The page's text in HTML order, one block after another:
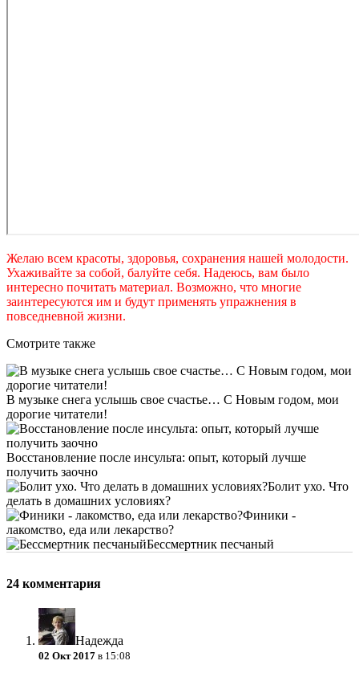
Желаю всем красоты, здоровья, сохранения нашей молодости.
Ухаживайте за собой, балуйте себя. Надеюсь, вам было
интересно почитать материал. Возможно, что многие
заинтересуются им и будут применять упражнения в
повседневной жизни.
Смотрите также
В музыке снега услышь свое счастье… С Новым годом, мои
дорогие читатели!
Восстановление после инсульта: опыт, который лучше
получить заочно
Болит ухо. Что
делать в домашних условиях?
Финики -
лакомство, еда или лекарство?
Бессмертник песчаный
24 комментария
Надежда
02 Окт 2017 в 15:08